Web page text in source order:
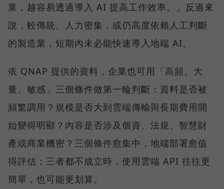
業，越容易透過導入 AI 提高工作效率。」反過來
說，較傳統、人力密集，或仍高度依賴人工判斷
的製造業，短期內未必能快速導入地端 AI。
依 QNAP 提供的資料，企業也可用「高頻、大
量、敏感」三個條件做第一輪判斷：資料是否被
頻繁調用？規模是否大到雲端傳輸與長期費用開
始變得明顯？內容是否涉及個資、法規、智慧財
產或商業機密？三個條件愈集中，地端部署愈值
得評估；三者都不成立時，使用雲端 API 往往更
簡單，也可能更划算。